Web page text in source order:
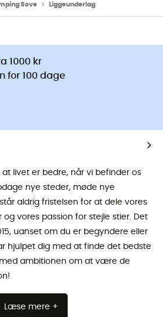
Sove Liggeunderlag
1000 kr
for 100 dage
at livet er bedre, når vi befinder os
nye steder, møde nye
aldrig fristelsen for at dele vores
vores passion for stejle stier. Det
uanset om du er begyndere eller
hjulpet dig med at finde det bedste
ambitionen om at være de
Læse mere +